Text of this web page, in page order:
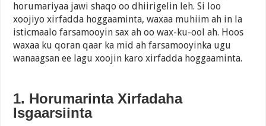
horumariyaa jawi shaqo oo dhiirigelin leh. Si loo
xoojiyo xirfadda hoggaaminta, waxaa muhiim ah in la
isticmaalo farsamooyin sax ah oo wax-ku-ool ah. Hoos
waxaa ku qoran qaar ka mid ah farsamooyinka ugu
wanaagsan ee lagu xoojin karo xirfadda hoggaaminta.
1. Horumarinta Xirfadaha
Isgaarsiinta